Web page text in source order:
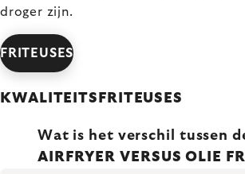
droger zijn.
FRITEUSES
KWALITEITSFRITEUSES
Wat is het verschil tussen
AIRFRYER VERSUS OLIE